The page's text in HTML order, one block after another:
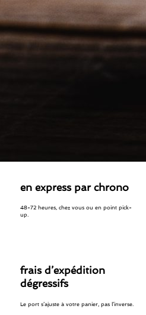
en express par chrono
48-72 heures, chez vous ou en point pick-
up.
frais d’expédition
dégressifs
Le port s’ajuste à votre panier, pas l’inverse.